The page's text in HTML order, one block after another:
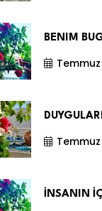
BENIM
İNSANIN